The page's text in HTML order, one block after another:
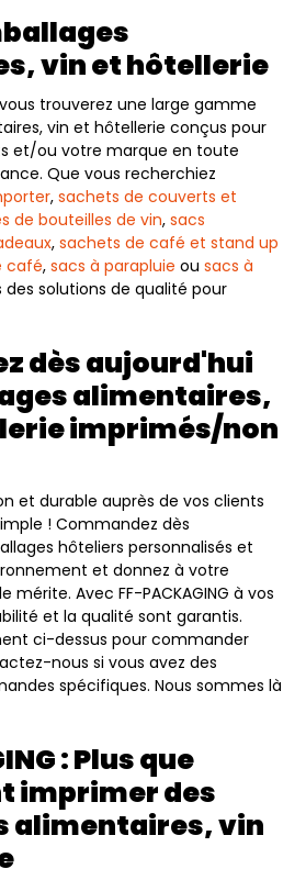
vin et hôtellerie
vous trouverez une large gamme
vin et hôtellerie conçus pour
et/ou votre marque en toute
Que vous recherchiez
, sachets de couverts et
de bouteilles de vin, sacs
, sachets de café et stand up
café, sacs à parapluie ou sacs à
des solutions de qualité pour
dès aujourd'hui
alimentaires,
imprimés/non
et durable auprès de vos clients
! Commandez dès
hôteliers personnalisés et
et donnez à votre
Avec FF-PACKAGING à vos
et la qualité sont garantis.
ci-dessus pour commander
nous si vous avez des
spécifiques. Nous sommes là
: Plus que
imprimer des
alimentaires, vin